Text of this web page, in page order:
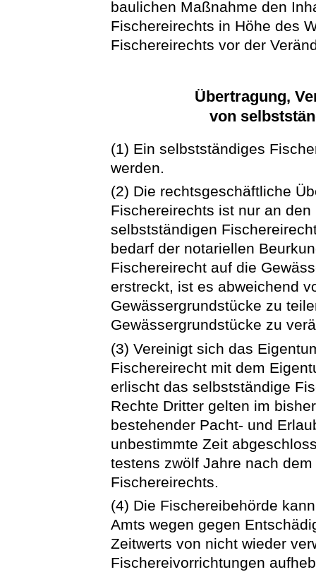
baulichen Maßnahme den
Fischereirechts in Höhe des
Fischereirechts vor der
Übertragung,
von
(1) Ein selbstständiges
werden.
(2) Die rechtsgeschäftliche
Fischereirechts ist nur an
selbstständigen
bedarf der notariellen
Fischereirecht auf die
erstreckt, ist es abweichend
Gewässergrundstücke zu
Gewässergrundstücke zu
(3) Vereinigt sich das
Fischereirecht mit dem
erlischt das selbstständige
Rechte Dritter gelten im
bestehender Pacht- und
unbestimmte Zeit
testens zwölf Jahre nach
Fischereirechts.
(4) Die Fischereibehörde
Amts wegen gegen
Zeitwerts von nicht wieder
Fischereivorrichtungen